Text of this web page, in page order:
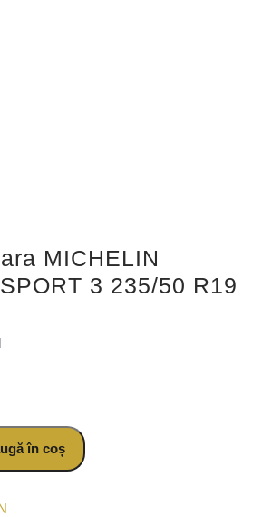
MICHELIN
3 235/50 R19
MICHELIN LATITUDE SPORT 3
în coș